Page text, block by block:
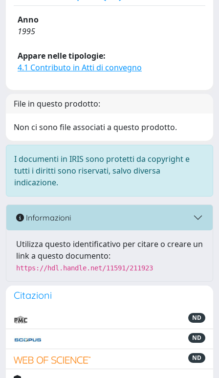
Anno
1995
Appare nelle tipologie:
4.1 Contributo in Atti di convegno
File in questo prodotto:
Non ci sono file associati a questo prodotto.
I documenti in IRIS sono protetti da copyright e
tutti i diritti sono riservati, salvo diversa
indicazione.
Informazioni
Utilizza questo identificativo per citare o creare un
link a questo documento:
https://hdl.handle.net/11591/211923
Citazioni
ND
ND
ND